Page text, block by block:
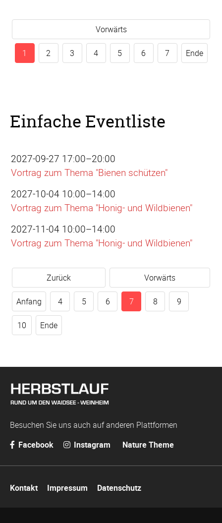
Vorwärts
1 2 3 4 5 6 7 Ende
Einfache Eventliste
2027-09-27 17:00–20:00
Vortrag zum Thema "Bienen schützen"
2027-10-04 10:00–14:00
Vortrag zum Thema "Honig- und Wildbienen"
2027-11-04 10:00–14:00
Vortrag zum Thema "Honig- und Wildbienen"
Zurück Vorwärts
Anfang 4 5 6 7 8 9
10 Ende
Besuchen Sie uns auch auf anderen Plattformen
Facebook
Instagram Nature Theme
überspringen
Kontakt Impressum Datenschutz